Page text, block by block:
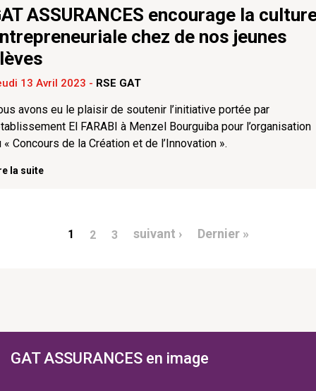
ASSURANCES encourage la
chez de nos jeunes
13 Avril 2023 - RSE GAT
avons eu le plaisir de soutenir l’initiative portée par
El FARABI à Menzel Bourguiba pour l’organisation
« Concours de la Création et de l’Innovation ».
la suite
1 2 3 suivant ›Page suivante
Dernier »Dernière
GAT ASSURANCES en image